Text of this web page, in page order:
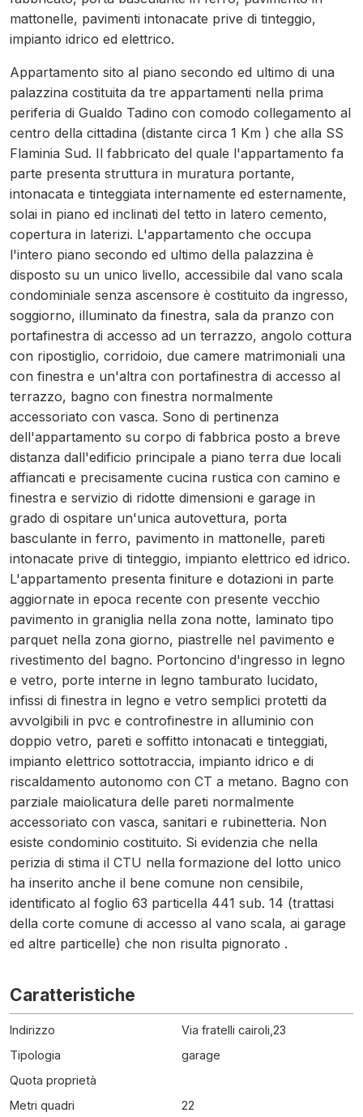
mattonelle, pavimenti intonacate prive di tinteggio,
impianto idrico ed elettrico.
Appartamento sito al piano secondo ed ultimo di una
palazzina costituita da tre appartamenti nella prima
periferia di Gualdo Tadino con comodo collegamento al
centro della cittadina (distante circa 1 Km ) che alla SS
Flaminia Sud. Il fabbricato del quale l'appartamento fa
parte presenta struttura in muratura portante,
intonacata e tinteggiata internamente ed esternamente,
solai in piano ed inclinati del tetto in latero cemento,
copertura in laterizi. L'appartamento che occupa
l'intero piano secondo ed ultimo della palazzina è
disposto su un unico livello, accessibile dal vano scala
condominiale senza ascensore è costituito da ingresso,
soggiorno, illuminato da finestra, sala da pranzo con
portafinestra di accesso ad un terrazzo, angolo cottura
con ripostiglio, corridoio, due camere matrimoniali una
con finestra e un'altra con portafinestra di accesso al
terrazzo, bagno con finestra normalmente
accessoriato con vasca. Sono di pertinenza
dell'appartamento su corpo di fabbrica posto a breve
distanza dall'edificio principale a piano terra due locali
affiancati e precisamente cucina rustica con camino e
finestra e servizio di ridotte dimensioni e garage in
grado di ospitare un'unica autovettura, porta
basculante in ferro, pavimento in mattonelle, pareti
intonacate prive di tinteggio, impianto elettrico ed idrico.
L'appartamento presenta finiture e dotazioni in parte
aggiornate in epoca recente con presente vecchio
pavimento in graniglia nella zona notte, laminato tipo
parquet nella zona giorno, piastrelle nel pavimento e
rivestimento del bagno. Portoncino d'ingresso in legno
e vetro, porte interne in legno tamburato lucidato,
infissi di finestra in legno e vetro semplici protetti da
avvolgibili in pvc e controfinestre in alluminio con
doppio vetro, pareti e soffitto intonacati e tinteggiati,
impianto elettrico sottotraccia, impianto idrico e di
riscaldamento autonomo con CT a metano. Bagno con
parziale maiolicatura delle pareti normalmente
accessoriato con vasca, sanitari e rubinetteria. Non
esiste condominio costituito. Si evidenzia che nella
perizia di stima il CTU nella formazione del lotto unico
ha inserito anche il bene comune non censibile,
identificato al foglio 63 particella 441 sub. 14 (trattasi
della corte comune di accesso al vano scala, ai garage
ed altre particelle) che non risulta pignorato .
Caratteristiche
Indirizzo
Via fratelli cairoli,23
Tipologia
garage
Quota proprietà
Metri quadri
22